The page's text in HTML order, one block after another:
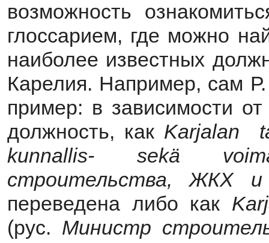
возможность
глоссарием, где можно
наиболее известных
Карелия. Например, сам
пример: в зависимости
должность, как Karjalan
kunnallis- sekä
строительства, ЖКХ и
переведена либо как
(рус. Министр